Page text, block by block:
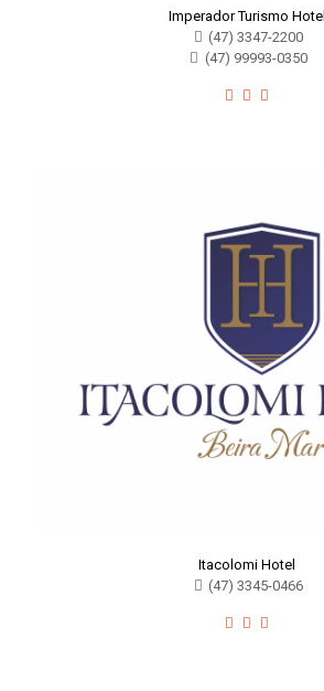
Imperador Turismo Hotel
(47) 3347-2200
(47) 99993-0350
Itacolomi Hotel
(47) 3345-0466